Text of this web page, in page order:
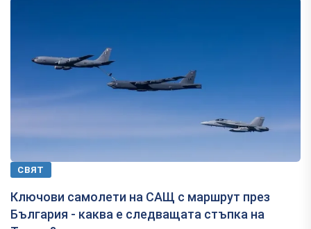
СВЯТ
Ключови самолети на САЩ с маршрут през
България - каква е следващата стъпка на